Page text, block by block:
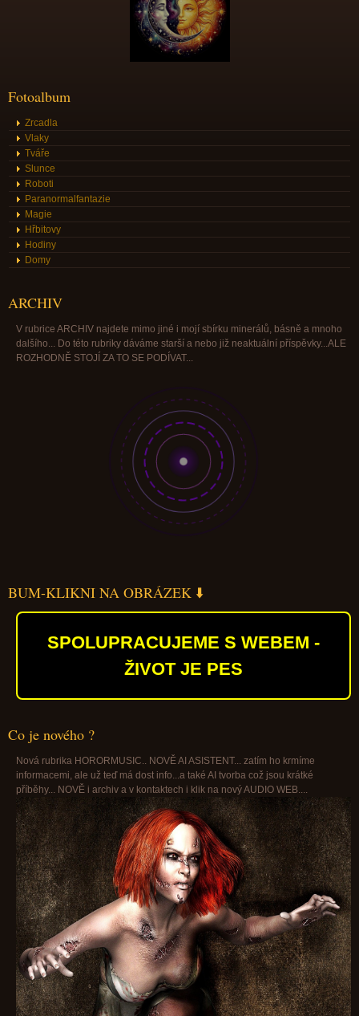
Fotoalbum
Zrcadla
Vlaky
Tváře
Slunce
Roboti
Paranormalfantazie
Magie
Hřbitovy
Hodiny
Domy
ARCHIV
V rubrice ARCHIV najdete mimo jiné i mojí sbírku minerálů, básně a mnoho
dalšího... Do této rubriky dáváme starší a nebo již neaktuální příspěvky...ALE
ROZHODNĚ STOJÍ ZA TO SE PODÍVAT...
BUM-KLIKNI NA OBRÁZEK ⬇️
SPOLUPRACUJEME S WEBEM -
ŽIVOT JE PES
Co je nového ?
Nová rubrika HORORMUSIC.. NOVĚ AI ASISTENT... zatím ho krmíme
informacemi, ale už teď má dost info...a také AI tvorba což jsou krátké
příběhy... NOVĚ i archiv a v kontaktech i klik na nový AUDIO WEB....